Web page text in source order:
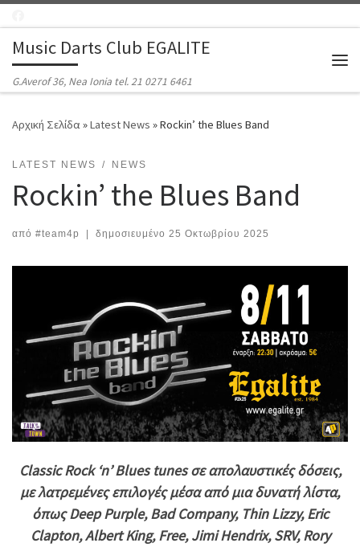
Music Darts Club EGALITE
G.Averof 36, Nea Ionia tel. 21 0271 6461
Αρχική Σελίδα»Latest News »Rockin’ the Blues Band
LATEST NEWS NEWS
Rockin’ the Blues Band
από #team4p δημοσιευμένο 25 Οκτωβρίου 2025
Classic Rock ‘n’ Blues tunes σε απολαυστικές δόσεις,
με λατρεμένες επιλογές μέσα από μια δυνατή λίστα,
όπως Deep Purple, Bad Company, Thin Lizzy, Eric
Clapton, Albert King, Free, Jimi Hendrix, SRV, Rory